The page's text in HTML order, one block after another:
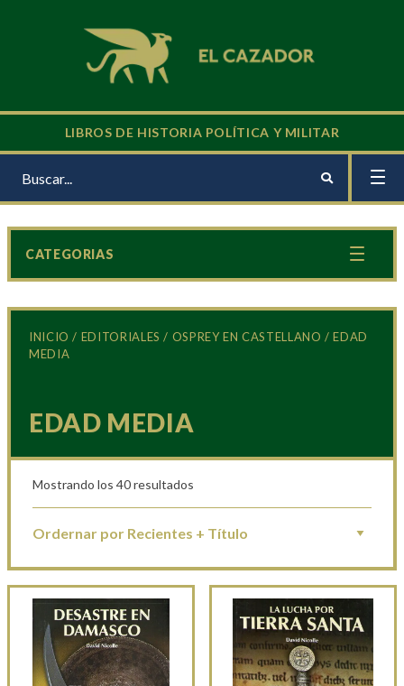
LIBROS DE HISTORIA POLÍTICA Y MILITAR
INICIO / EDITORIALES / OSPREY EN CASTELLANO / EDAD
MEDIA
EDAD MEDIA
Mostrando los 40 resultados
CATEGORIAS